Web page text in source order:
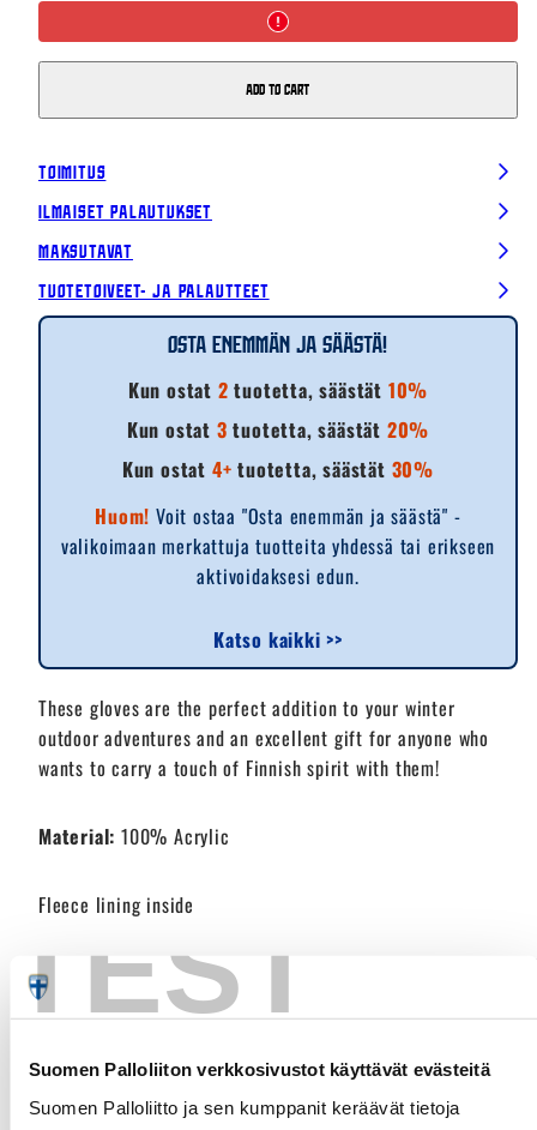
TEST
Suomen Palloliiton verkkosivustot käyttävät evästeitä
Suomen Palloliitto ja sen kumppanit keräävät tietoja
Add to cart
Toimitus
Ilmaiset palautukset
Maksutavat
Tuotetoiveet- ja palautteet
Osta enemmän ja säästä!
Kun ostat 2 tuotetta, säästät 10%
Kun ostat 3 tuotetta, säästät 20%
Kun ostat 4+ tuotetta, säästät 30%
Huom! Voit ostaa "Osta enemmän ja säästä" -
valikoimaan merkattuja tuotteita yhdessä tai erikseen
aktivoidaksesi edun.
Katso kaikki >>
These gloves are the perfect addition to your winter
outdoor adventures and an excellent gift for anyone who
wants to carry a touch of Finnish spirit with them!
Material: 100% Acrylic
Fleece lining inside
SIZE CHART LENGTH (CM)
WOMEN/YOUTH
24
9